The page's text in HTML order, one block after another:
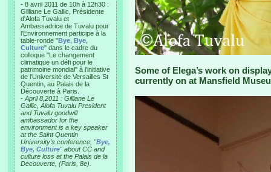
- 8 avril 2011 de 10h à 12h30 :
Gilliane Le Gallic, Présidente
d'Alofa Tuvalu et
Ambassadrice de Tuvalu pour
l'Environnement participe à la
table-ronde "Bye, Bye,
Culture" dans le cadre du
colloque "Le changement
climatique un défi pour le
patrimoine mondial" à l'initiative
de l'Université de Versailles St
Quentin, au Palais de la
Découverte à Paris.
- April 8,2011 : Gilliane Le
Gallic, Alofa Tuvalu President
and Tuvalu goodwill
ambassador for the
environment is a key speaker
at the Saint Quentin
University’s conference, "Bye,
Bye, Culture" about CC and
culture loss at the Palais de la
Decouverte, (Paris, 8e).
Some of Elega’s work on
currently on at Mansfield